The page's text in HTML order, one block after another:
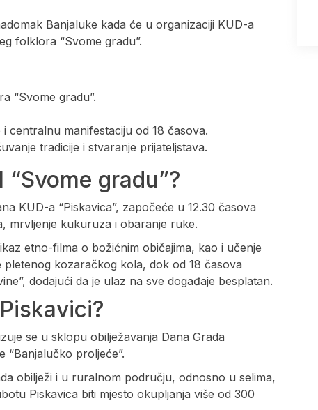
Banjaluke kada će u organizaciji KUD-a
folklora “Svome gradu”.
“Svome gradu”.
centralnu manifestaciju od 18 časova.
tradicije i stvaranje prijateljstava.
gradu”?
KUD-a “Piskavica”, započeće u 12.30 časova
mrvljenje kukuruza i obaranje ruke.
etno-filma o božićnim običajima, kao i učenje
kozaračkog kola, dok od 18 časova
dodajući da je ulaz na sve događaje besplatan.
se u sklopu obilježavanja Dana Grada
“Banjalučko proljeće”.
obilježi i u ruralnom području, odnosno u selima,
Piskavica biti mjesto okupljanja više od 300